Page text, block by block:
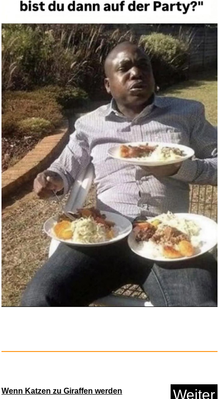
Premier rendez-vous 2019...
Anzeige
Wake in Fright Limited Edition...
Anzeige
Wenn Katzen zu Giraffen werden Weiter